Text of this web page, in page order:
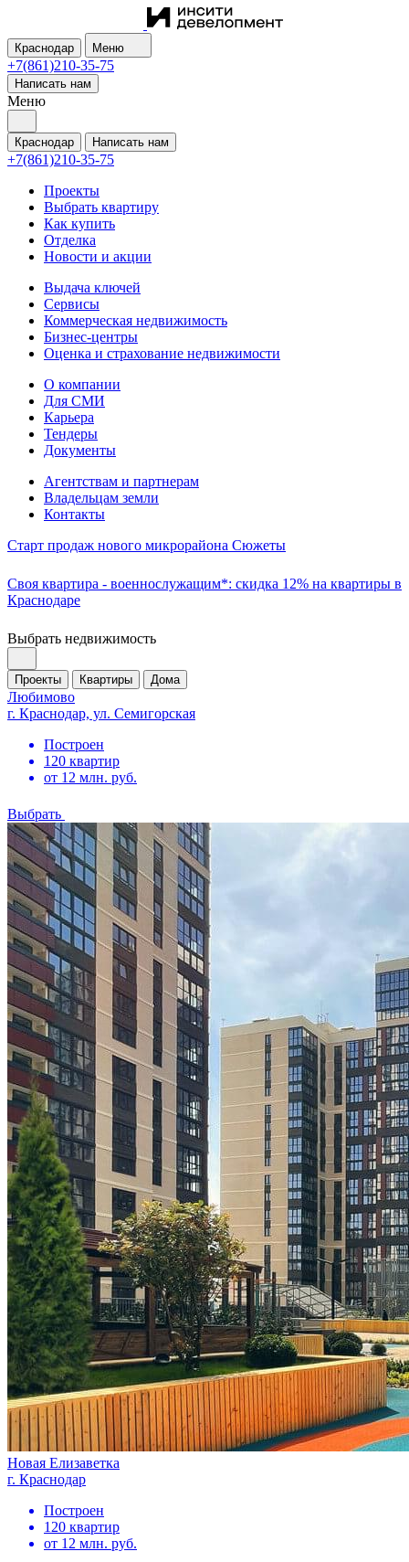
Краснодар Меню
+7(861)210-35-75
Написать нам
Меню
Краснодар Написать нам
+7(861)210-35-75
Проекты
Выбрать квартиру
Как купить
Отделка
Новости и акции
Выдача ключей
Сервисы
Коммерческая недвижимость
Бизнес-центры
Оценка и страхование недвижимости
О компании
Для СМИ
Карьера
Тендеры
Документы
Агентствам и партнерам
Владельцам земли
Контакты
Старт продаж нового микрорайона Сюжеты
Своя квартира - военнослужащим*: скидка 12% на квартиры в
Краснодаре
Выбрать недвижимость
Проекты Квартиры Дома
Любимово
г. Краснодар, ул. Семигорская
Построен
120 квартир
от 12 млн. руб.
Выбрать
Новая Елизаветка
г. Краснодар
Построен
120 квартир
от 12 млн. руб.